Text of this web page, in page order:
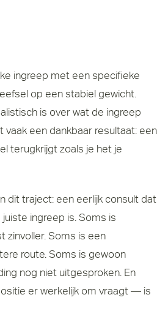
ingreep met een specifieke
op een stabiel gewicht.
is over wat de ingreep
een dankbaar resultaat: een
terugkrijgt zoals je het je
dit traject: een eerlijk consult dat
ingreep is. Soms is
zinvoller. Soms is een
route. Soms is gewoon
nog niet uitgesproken. En
er werkelijk om vraagt — is